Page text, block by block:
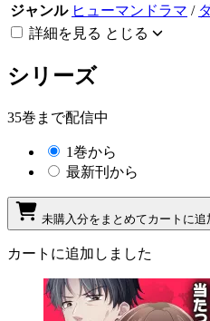
ジャンル ヒューマンドラマ /
詳細を見る とじる
シリーズ
35巻まで配信中
1巻から
最新刊から
未購入分をまとめてカートに追
カートに追加しました